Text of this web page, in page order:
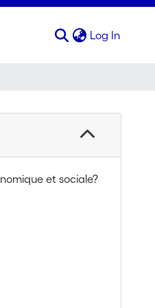
Log In
et sociale?